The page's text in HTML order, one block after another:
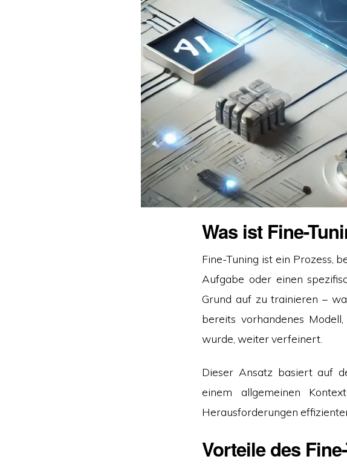
Was ist Fine-
Fine-Tuning ist ein Prozess,
Aufgabe oder einen
Grund auf zu trainieren –
bereits vorhandenes
wurde, weiter verfeinert.
Dieser Ansatz basiert auf
einem allgemeinen
Herausforderungen
Vorteile des